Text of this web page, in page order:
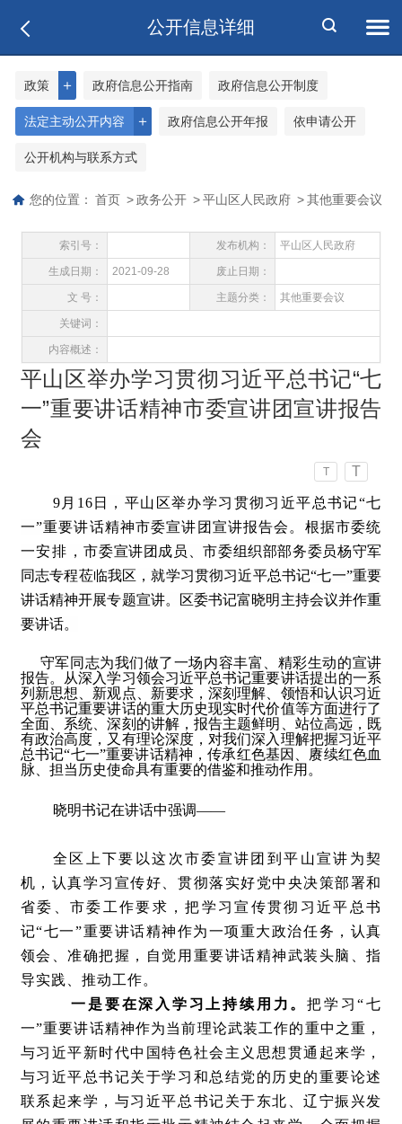
公开信息详细
＋
政策 政府信息公开指南 政府信息公开制度
＋
法定主动公开内容 政府信息公开年报 依申请公开
公开机构与联系方式
您的位置： 首页 > 政务公开 > 平山区人民政府 > 其他重要会议
索引号： 发布机构： 平山区人民政府
生成日期： 2021-09-28 废止日期：
文 号： 主题分类： 其他重要会议
关键词：
内容概述：
平山区举办学习贯彻习近平总书记“七
一”重要讲话精神市委宣讲团宣讲报告
会
T T
9月16日，平山区举办学习贯彻习近平总书记“七
一”重要讲话精神市委宣讲团宣讲报告会。根据市委统
一安排，市委宣讲团成员、市委组织部部务委员杨守军
同志专程莅临我区，就学习贯彻习近平总书记“七一”重要
讲话精神开展专题宣讲。区委书记富晓明主持会议并作重
要讲话。
守军同志为我们做了一场内容丰富、精彩生动的宣讲
报告。从深入学习领会习近平总书记重要讲话提出的一系
列新思想、新观点、新要求，深刻理解、领悟和认识习近
平总书记重要讲话的重大历史现实时代价值等方面进行了
全面、系统、深刻的讲解，报告主题鲜明、站位高远，既
有政治高度，又有理论深度，对我们深入理解把握习近平
总书记“七一”重要讲话精神，传承红色基因、赓续红色血
脉、担当历史使命具有重要的借鉴和推动作用。
晓明书记在讲话中强调——
全区上下要以这次市委宣讲团到平山宣讲为契
机，认真学习宣传好、贯彻落实好党中央决策部署和
省委、市委工作要求，把学习宣传贯彻习近平总书
记“七一”重要讲话精神作为一项重大政治任务，认真
领会、准确把握，自觉用重要讲话精神武装头脑、指
导实践、推动工作。
一是要在深入学习上持续用力。把学习“七
一”重要讲话精神作为当前理论武装工作的重中之重，
与习近平新时代中国特色社会主义思想贯通起来学，
与习近平总书记关于学习和总结党的历史的重要论述
联系起来学，与习近平总书记关于东北、辽宁振兴发